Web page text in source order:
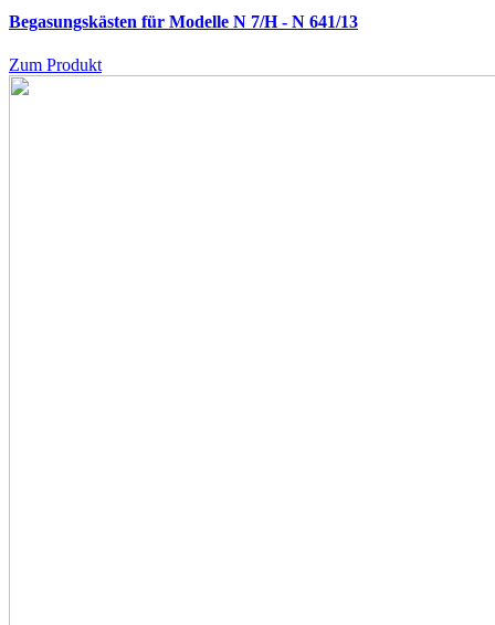
Begasungskästen für Modelle N 7/H - N 641/13
Zum Produkt